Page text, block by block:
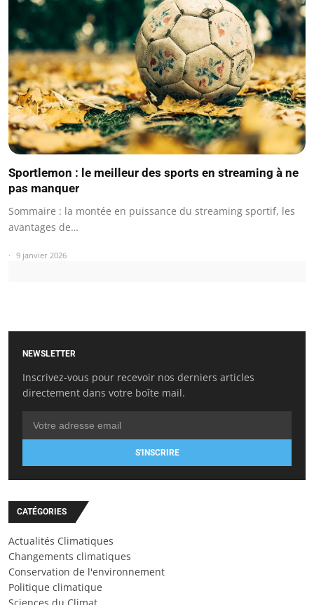
Sportlemon : le meilleur des sports en streaming à ne
pas manquer
Sommaire : la montée en puissance du streaming sportif, les
avantages de…
9 janvier 2026
NEWSLETTER
Inscrivez-vous pour recevoir nos derniers articles
directement dans votre boîte mail.
S'INSCRIRE
CATÉGORIES
Actualités Climatiques
Changements climatiques
Conservation de l'environnement
Politique climatique
Sciences du Climat